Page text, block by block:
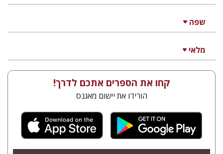
שפה
מלאי
קחו את הספרים אתכם לדרך!
הורידו את יישום מאגנס